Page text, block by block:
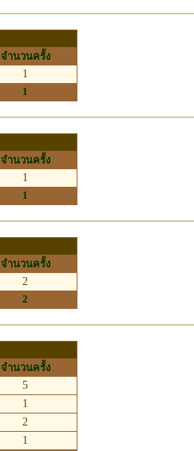
จำนวนครั้ง
1
1
จำนวนครั้ง
1
1
จำนวนครั้ง
2
2
จำนวนครั้ง
5
1
2
1